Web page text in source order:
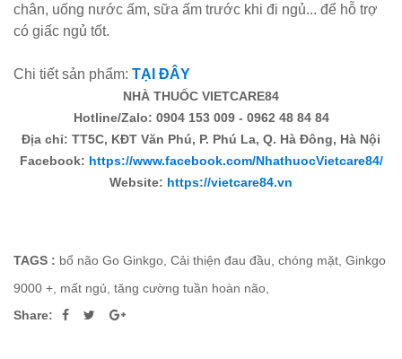
chân, uống nước ấm, sữa ấm trước khi đi ngủ... để hỗ trợ
có giấc ngủ tốt.
Chi tiết sản phẩm: TẠI ĐÂY
NHÀ THUỐC VIETCARE84
Hotline/Zalo: 0904 153 009 - 0962 48 84 84
Địa chỉ: TT5C, KĐT Văn Phú, P. Phú La, Q. Hà Đông, Hà Nội
Facebook: https://www.facebook.com/NhathuocVietcare84/
Website: https://vietcare84.vn
TAGS : bổ não Go Ginkgo Cải thiện đau đầu chóng mặt Ginkgo
9000 + mất ngủ tăng cường tuần hoàn não
Share: